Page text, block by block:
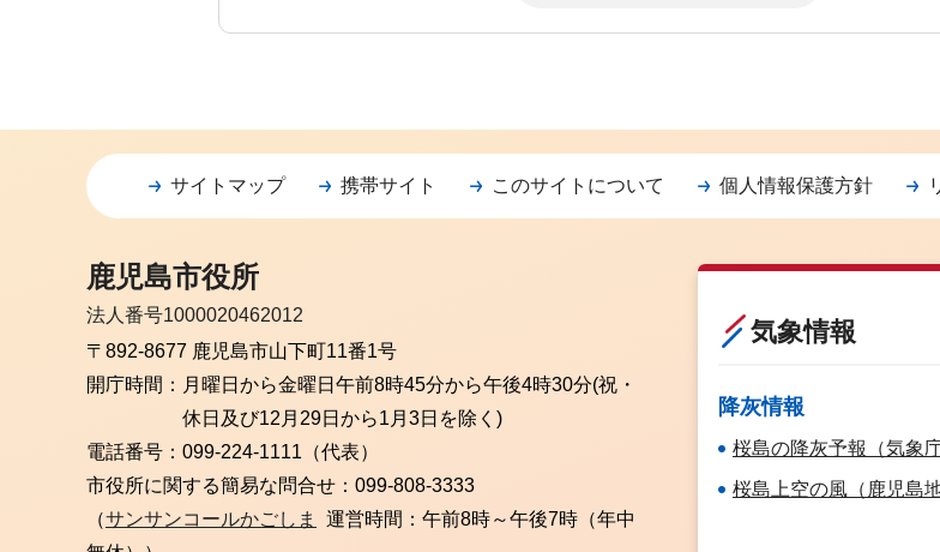
サイトマップ 携帯サイト このサイトについて 個人情報保護方針
鹿児島市役所
法人番号1000020462012
〒892-8677 鹿児島市山下町11番1号
開庁時間： 月曜日から金曜日 午前8時45分から午後4時30分(祝・
休日及び12月29日から1月3日を除く)
電話番号： 099-224-1111（代表）
市役所に関する簡易な問合せ： 099-808-3333
（サンサンコールかごしま
運営時間：午前8時～午後7時（年中
気象情報
降灰情報
桜島の降灰予報（気象庁
桜島上空の風（鹿児島